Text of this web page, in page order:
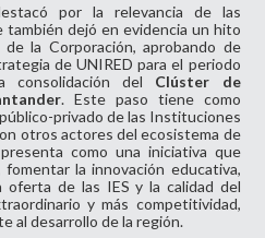
por la relevancia de las
también dejó en evidencia un hito
la Corporación, aprobando de
de UNIRED para el periodo
consolidación del Clúster de
. Este paso tiene como
privado de las Instituciones
otros actores del ecosistema de
como una iniciativa que
la innovación educativa,
oferta de las IES y la calidad del
y más competitividad,
al desarrollo de la región.